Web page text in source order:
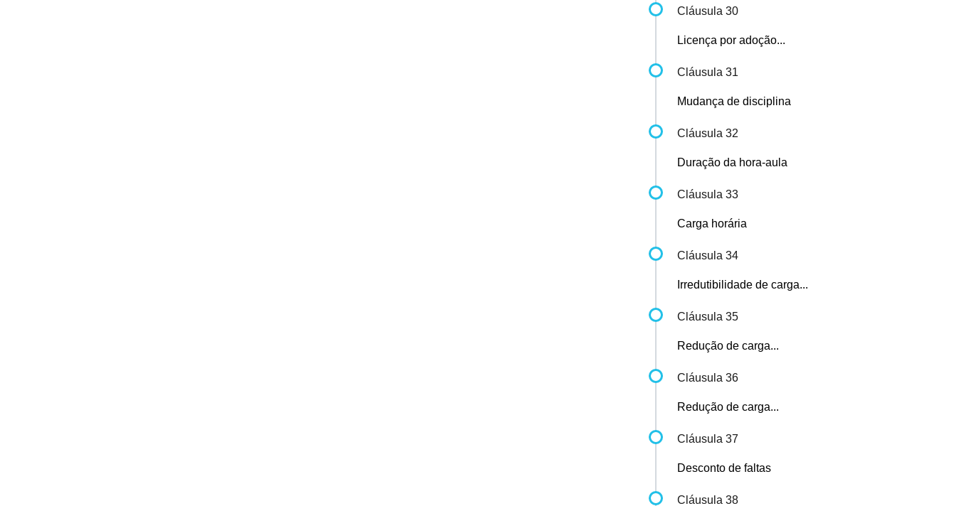
Cláusula 30
Licença por adoção...
Cláusula 31
Mudança de disciplina
Cláusula 32
Duração da hora-aula
Cláusula 33
Carga horária
Cláusula 34
Irredutibilidade de carga...
Cláusula 35
Redução de carga...
Cláusula 36
Redução de carga...
Cláusula 37
Desconto de faltas
Cláusula 38